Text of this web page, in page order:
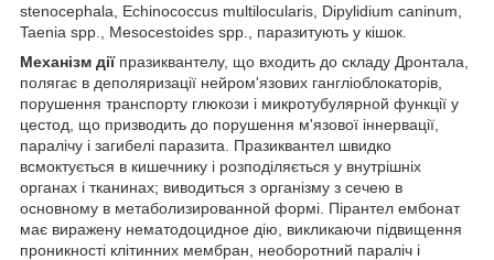
stenocephala, Echinococcus multilocularis, Dipylidium caninum,
Taenia spp., Mesocestoides spp., паразитують у кішок.
Механізм діїпразиквантелу, що входить до складу Дронтала,
полягає в деполяризації нейром'язових гангліоблокаторів,
порушення транспорту глюкози і микротубулярной функції у
цестод, що призводить до порушення м'язової іннервації,
паралічу і загибелі паразита. Празиквантел швидко
всмоктується в кишечнику і розподіляється у внутрішніх
органах і тканинах; виводиться з організму з сечею в
основному в метаболизированной формі. Пірантел ембонат
має виражену нематодоцидное дію, викликаючи підвищення
проникності клітинних мембран, необоротний параліч і